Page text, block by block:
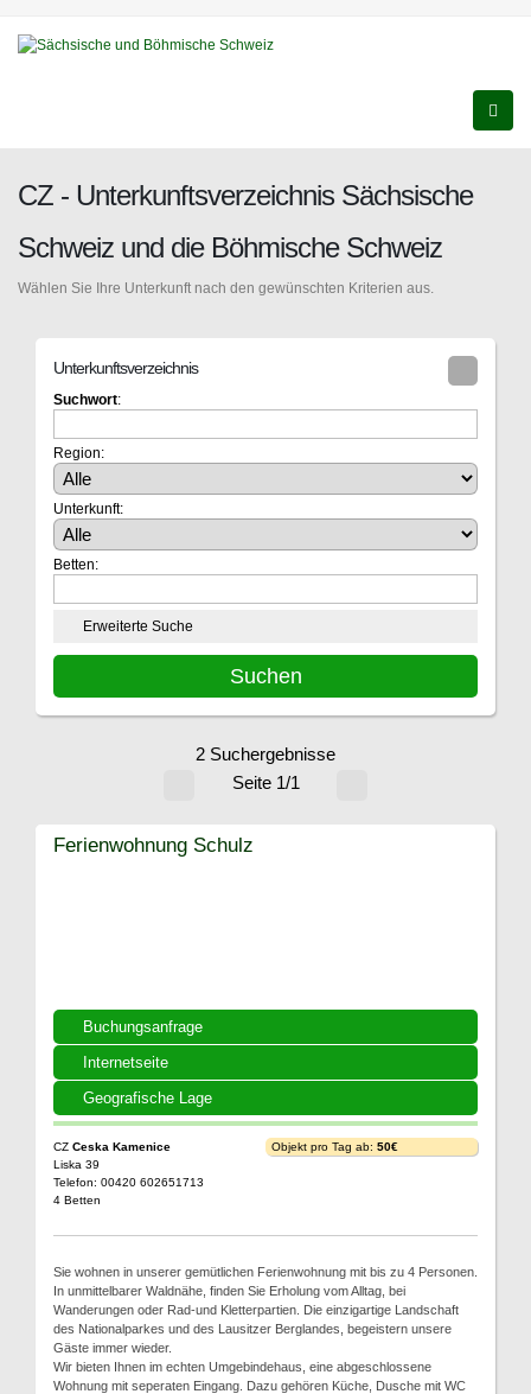
CZ - Unterkunftsverzeichnis Sächsische
Schweiz und die Böhmische Schweiz
Wählen Sie Ihre Unterkunft nach den gewünschten Kriterien aus.
Unterkunftsverzeichnis
Suchwort:
Region:
Unterkunft:
Betten:
Erweiterte Suche
2 Suchergebnisse
Seite 1/1
Buchungsanfrage
Internetseite
Geografische Lage
Ferienwohnung Schulz
CZ Ceska Kamenice
Liska 39
Telefon: 00420 602651713
4 Betten
Objekt pro Tag ab: 50€
Sie wohnen in unserer gemütlichen Ferienwohnung mit bis zu 4 Personen.
In unmittelbarer Waldnähe, finden Sie Erholung vom Alltag, bei
Wanderungen oder Rad-und Kletterpartien. Die einzigartige Landschaft
des Nationalparkes und des Lausitzer Berglandes, begeistern unsere
Gäste immer wieder.
Wir bieten Ihnen im echten Umgebindehaus, eine abgeschlossene
Wohnung mit seperaten Eingang. Dazu gehören Küche, Dusche mit WC